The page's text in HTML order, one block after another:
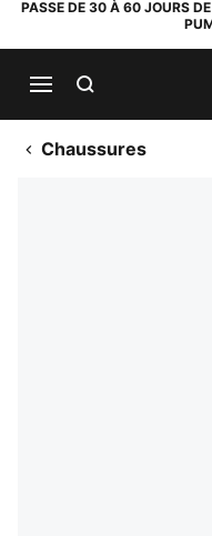
PASSE DE 30 À 60 JOURS
Chaussures